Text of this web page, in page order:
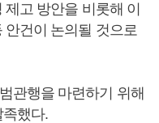
고 방안을 비롯해 이
안건이 논의될 것으로
관행을 마련하기 위해
했다.